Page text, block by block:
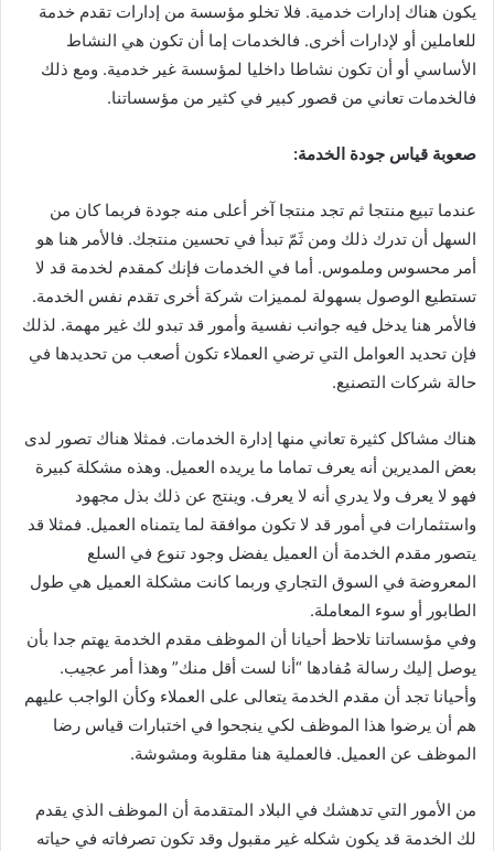
يكون هناك إدارات خدمية. فلا تخلو مؤسسة من إدارات تقدم خدمة
للعاملين أو لإدارات أخرى. فالخدمات إما أن تكون هي النشاط
الأساسي أو أن تكون نشاطا داخليا لمؤسسة غير خدمية. ومع ذلك
فالخدمات تعاني من قصور كبير في كثير من مؤسساتنا.
صعوبة قياس جودة الخدمة:
عندما تبيع منتجا ثم تجد منتجا آخر أعلى منه جودة فربما كان من
السهل أن تدرك ذلك ومن ثَمّ تبدأ في تحسين منتجك. فالأمر هنا هو
أمر محسوس وملموس. أما في الخدمات فإنك كمقدم لخدمة قد لا
تستطيع الوصول بسهولة لمميزات شركة أخرى تقدم نفس الخدمة.
فالأمر هنا يدخل فيه جوانب نفسية وأمور قد تبدو لك غير مهمة. لذلك
فإن تحديد العوامل التي ترضي العملاء تكون أصعب من تحديدها في
حالة شركات التصنيع.
هناك مشاكل كثيرة تعاني منها إدارة الخدمات. فمثلا هناك تصور لدى
بعض المديرين أنه يعرف تماما ما يريده العميل. وهذه مشكلة كبيرة
فهو لا يعرف ولا يدري أنه لا يعرف. وينتج عن ذلك بذل مجهود
واستثمارات في أمور قد لا تكون موافقة لما يتمناه العميل. فمثلا قد
يتصور مقدم الخدمة أن العميل يفضل وجود تنوع في السلع
المعروضة في السوق التجاري وربما كانت مشكلة العميل هي طول
الطابور أو سوء المعاملة.
وفي مؤسساتنا تلاحظ أحيانا أن الموظف مقدم الخدمة يهتم جدا بأن
يوصل إليك رسالة مُفادها “أنا لست أقل منك” وهذا أمر عجيب.
وأحيانا تجد أن مقدم الخدمة يتعالى على العملاء وكأن الواجب عليهم
هم أن يرضوا هذا الموظف لكي ينجحوا في اختبارات قياس رضا
الموظف عن العميل. فالعملية هنا مقلوبة ومشوشة.
من الأمور التي تدهشك في البلاد المتقدمة أن الموظف الذي يقدم
لك الخدمة قد يكون شكله غير مقبول وقد تكون تصرفاته في حياته